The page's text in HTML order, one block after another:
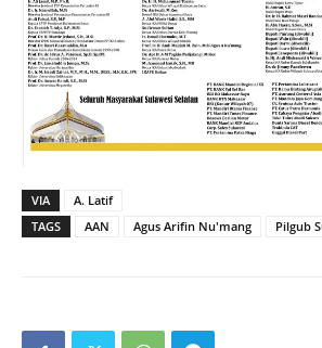
VIA
A. Latif
TAGS
AAN Agus Arifin Nu'mang Pilgub